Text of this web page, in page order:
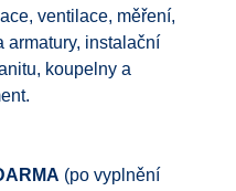
ventilace, měření,
armatury, instalační
koupelny a
(po vyplnění